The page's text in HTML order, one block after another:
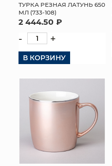
ТУРКА РЕЗНАЯ ЛАТУНЬ 650
МЛ (733-108)
2 444.50 ₽
- +
В КОРЗИНУ